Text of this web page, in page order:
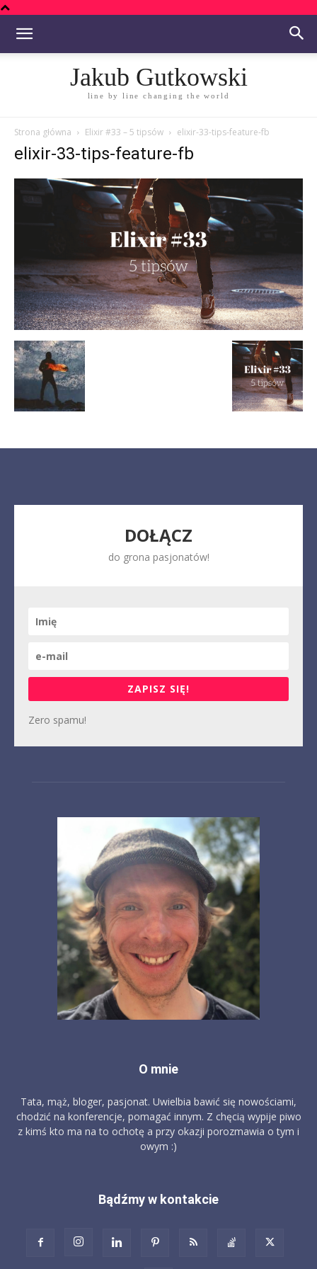
Jakub Gutkowski
line by line changing the world
Strona główna Elixir #33 – 5 tipsów elixir-33-tips-feature-fb
elixir-33-tips-feature-fb
DOŁĄCZ
do grona pasjonatów!
ZAPISZ SIĘ!
Zero spamu!
O mnie
Tata, mąż, bloger, pasjonat. Uwielbia bawić się nowościami,
chodzić na konferencje, pomagać innym. Z chęcią wypije piwo
z kimś kto ma na to ochotę a przy okazji porozmawia o tym i
owym :)
Bądźmy w kontakcie